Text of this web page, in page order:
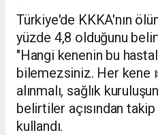
Türkiye'de KKKA'nın
yüzde 4,8 olduğunu
"Hangi kenenin bu
bilemezsiniz. Her kene
alınmalı, sağlık
belirtiler açısından
kullandı.